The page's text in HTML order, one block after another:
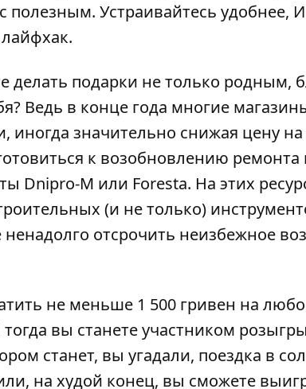
полезным. Устраивайтесь удобнее,
делать подарки не только родным,
Ведь в конце года многие
иногда значительно снижая цену
к возобновлению
Dnipro-M или Foresta. На этих
(и не только)
отсрочить неизбежное
не меньше 1 500 гривен на
вы станете участником
станет, вы угадали, поездка в
на худой конец, вы сможете